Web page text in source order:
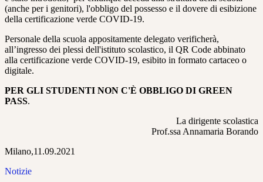
(anche per i genitori), l'obbligo del possesso e il dovere di esibizione
della certificazione verde COVID-19.
Personale della scuola appositamente delegato verificherà,
all’ingresso dei plessi dell'istituto scolastico, il QR Code abbinato
alla certificazione verde COVID-19, esibito in formato cartaceo o
digitale.
PER GLI STUDENTI NON C'È OBBLIGO DI GREEN
PASS.
La dirigente scolastica
Prof.ssa Annamaria Borando
Milano,11.09.2021
Notizie